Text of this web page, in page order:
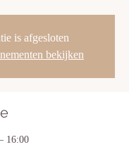
is afgesloten
bekijken
16:00